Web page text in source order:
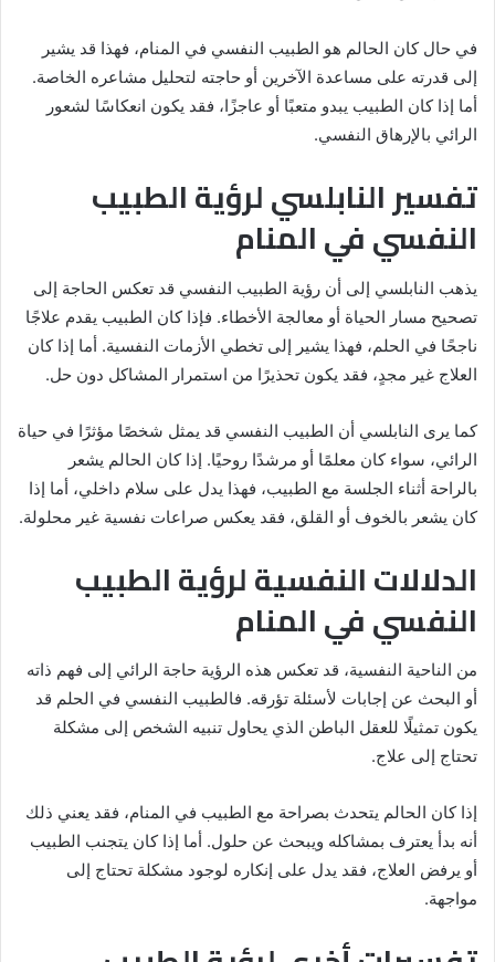
في حال كان الحالم هو الطبيب النفسي في المنام، فهذا قد يشير
إلى قدرته على مساعدة الآخرين أو حاجته لتحليل مشاعره الخاصة.
أما إذا كان الطبيب يبدو متعبًا أو عاجزًا، فقد يكون انعكاسًا لشعور
الرائي بالإرهاق النفسي.
تفسير النابلسي لرؤية الطبيب
النفسي في المنام
يذهب النابلسي إلى أن رؤية الطبيب النفسي قد تعكس الحاجة إلى
تصحيح مسار الحياة أو معالجة الأخطاء. فإذا كان الطبيب يقدم علاجًا
ناجحًا في الحلم، فهذا يشير إلى تخطي الأزمات النفسية. أما إذا كان
العلاج غير مجدٍ، فقد يكون تحذيرًا من استمرار المشاكل دون حل.
كما يرى النابلسي أن الطبيب النفسي قد يمثل شخصًا مؤثرًا في حياة
الرائي، سواء كان معلمًا أو مرشدًا روحيًا. إذا كان الحالم يشعر
بالراحة أثناء الجلسة مع الطبيب، فهذا يدل على سلام داخلي، أما إذا
كان يشعر بالخوف أو القلق، فقد يعكس صراعات نفسية غير محلولة.
الدلالات النفسية لرؤية الطبيب
النفسي في المنام
من الناحية النفسية، قد تعكس هذه الرؤية حاجة الرائي إلى فهم ذاته
أو البحث عن إجابات لأسئلة تؤرقه. فالطبيب النفسي في الحلم قد
يكون تمثيلًا للعقل الباطن الذي يحاول تنبيه الشخص إلى مشكلة
تحتاج إلى علاج.
إذا كان الحالم يتحدث بصراحة مع الطبيب في المنام، فقد يعني ذلك
أنه بدأ يعترف بمشاكله ويبحث عن حلول. أما إذا كان يتجنب الطبيب
أو يرفض العلاج، فقد يدل على إنكاره لوجود مشكلة تحتاج إلى
مواجهة.